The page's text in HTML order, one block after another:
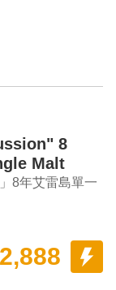
8
Malt
8年艾雷島單一
限定版）
2,888